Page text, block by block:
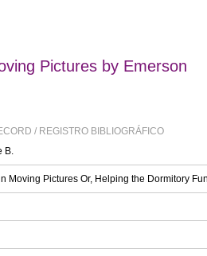
Pictures by Emerson
/ REGISTRO BIBLIOGRÁFICO
B.
Moving Pictures Or, Helping the Dormitory